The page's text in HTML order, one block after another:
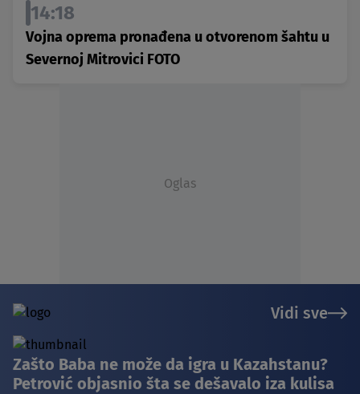
14:18
Vojna oprema pronađena u otvorenom šahtu u
Severnoj Mitrovici FOTO
Oglas
Vidi sve
Zašto Baba ne može da igra u Kazahstanu?
Petrović objasnio šta se dešavalo iza kulisa